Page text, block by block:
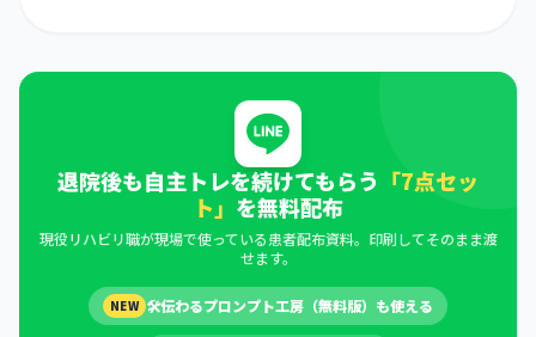
退院後も自主トレを続けてもらう 「7点セッ
ト」 を無料配布
現役リハビリ職が現場で使っている患者配布資料。印刷してそのまま渡
せます。
NEW 🛠伝わるプロンプト工房（無料版）も使える